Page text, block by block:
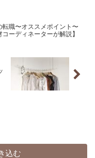
転職〜オススメポイント〜
コーディネーターが解説】
込む